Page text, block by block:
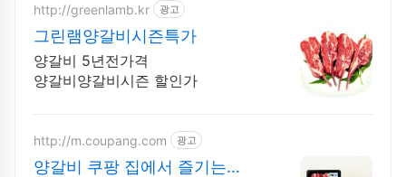
http://greenlamb.kr 광고
그린램양갈비시즌특가
양갈비 5년전가격
양갈비양갈비시즌 할인가
http://m.coupang.com 광고
양갈비 쿠팡 집에서 즐기는